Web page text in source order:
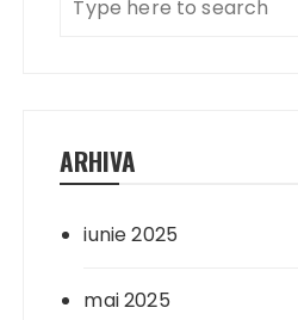
ARHIVA
iunie 2025
mai 2025